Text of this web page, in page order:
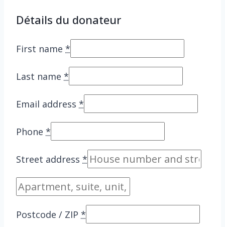
Détails du donateur
First name *
Last name *
Email address *
Phone *
Street address *
Apartment,
suite,
etc.(optional)
Postcode / ZIP *